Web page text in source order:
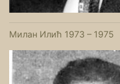
Милан Илић 1973 – 1975